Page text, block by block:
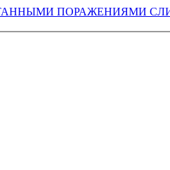
ПОРАЖЕНИЯМИ